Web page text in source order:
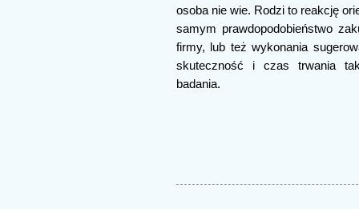
osoba nie wie. Rodzi to reakcję
samym prawdopodobieństwo
firmy, lub też wykonania
skuteczność i czas trwania
badania.